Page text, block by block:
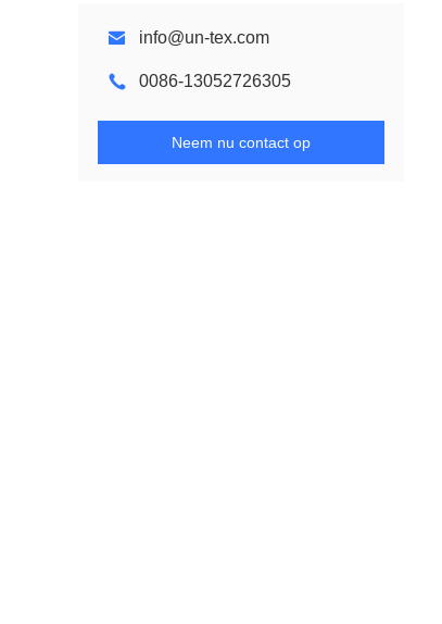
info@un-tex.com
0086-13052726305
Neem nu contact op